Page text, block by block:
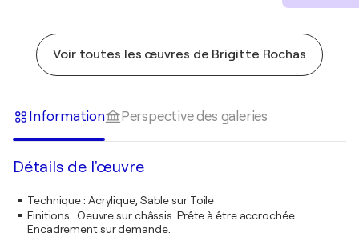
Voir toutes les œuvres de Brigitte Rochas
Information Perspective des galeries
Détails de l'œuvre
Technique: Acrylique, Sable sur Toile
Finitions : Oeuvre sur châssis. Prête à être accrochée.
Encadrement sur demande.